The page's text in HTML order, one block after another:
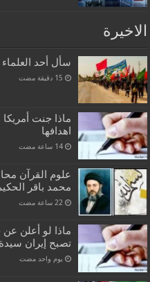
الاخيرة
سأل أحد العلماء
ماذا جنت
اهدافها
‏14 ساعة مضت
علوم القرآن
محمد باقر
ماذا لو أعلن
تصبح إيران سيدة
‏يوم واحد مضت